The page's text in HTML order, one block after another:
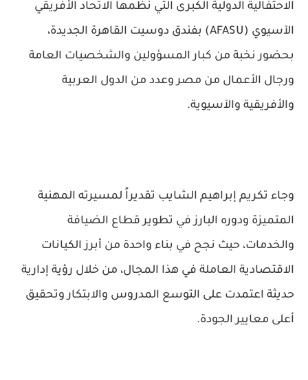
الاحتفالية الدولية الكبرى التي نظمها الاتحاد الأفريقي
الآسيوي (AFASU) بفندق دوسيت القاهرة الجديدة،
بحضور نخبة من كبار المسؤولين والشخصيات العامة
ورجال الأعمال من مصر وعدد من الدول العربية
والأفريقية والآسيوية.
وجاء تكريم إبراهيم الشايب تقديراً لمسيرته المهنية
المتميزة ودوره البارز في تطوير قطاع الضيافة
والخدمات، حيث نجح في بناء واحدة من أبرز الكيانات
الاقتصادية العاملة في هذا المجال، من خلال رؤية إدارية
حديثة اعتمدت على التوسع المدروس والابتكار وتحقيق
أعلى معايير الجودة.